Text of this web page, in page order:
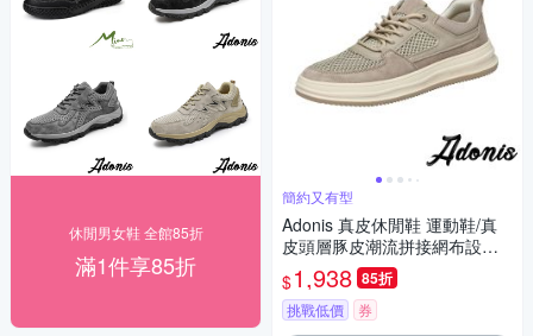
休閒男女鞋 全館85折
滿1件享85折
簡約又有型
Adonis 真皮休閒鞋 運動鞋/真
皮頭層豚皮潮流拼接網布設計
休閒運動鞋 沙
$1,938 85折
挑戰低價 券